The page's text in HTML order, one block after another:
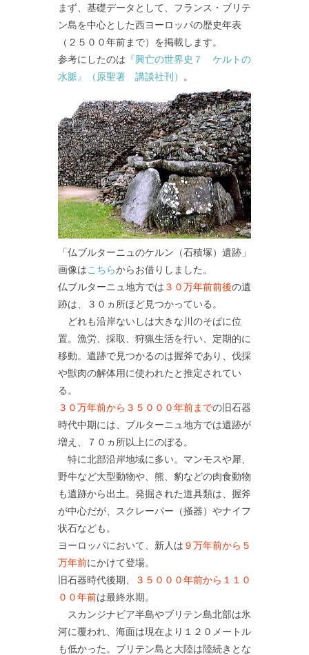
まず、基礎データとして、フランス・ブリテ
ン島を中心とした西ヨーロッパの歴史年表
（２５００年前まで）を掲載します。
参考にしたのは 『興亡の世界史７ ケルトの
水脈』（原聖著 講談社刊）
。
「仏ブルターニュのケルン（石積塚）遺跡」
画像はこちらからお借りしました。
仏ブルターニュ地方では ３０万年前前後の遺
跡は、３０ヵ所ほど見つかっている。
どれも沿岸ないしは大きな川のそばに位
置。漁労、採取、狩猟生活を行い、定期的に
移動。遺跡で見つかるのは握斧であり、伐採
や獣肉の解体用に使われたと推定されてい
る。
３０万年前から３５０００年前までの旧石器
時代中期には、ブルターニュ地方では遺跡が
増え、７０ヵ所以上にのぼる。
特に北部沿岸地域に多い。マンモスや犀、
野牛など大型動物や、熊、豹などの肉食動物
も遺跡から出土。発掘された道具類は、握斧
が中心だが、スクレーパー（掻器）やナイフ
状石なども。
ヨーロッパにおいて、新人は ９万年前から５
万年前にかけて登場。
旧石器時代後期、
３５０００年前から１１０
００年前は最終氷期。
スカンジナビア半島やブリテン島北部は氷
河に覆われ、海面は現在より１２０メートル
も低かった。ブリテン島と大陸は陸続きとな